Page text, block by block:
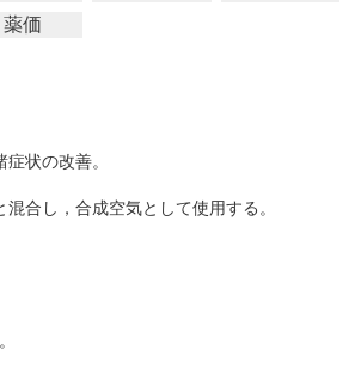
薬価
状の改善。
合し，合成空気として使用する。